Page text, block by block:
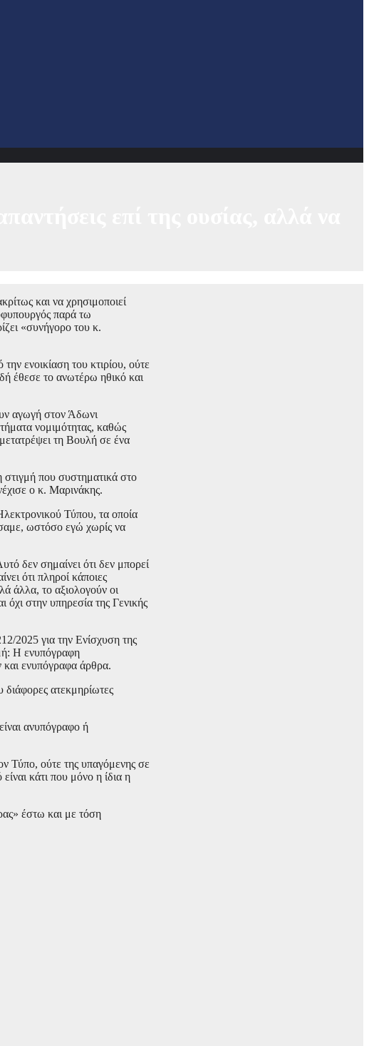
και να χρησιμοποιεί
παρά τω
«συνήγορο του κ.
ενοικίαση του κτιρίου, ούτε
έθεσε το ανωτέρω ηθικό και
αγωγή στον Άδωνι
νομιμότητας, καθώς
τη Βουλή σε ένα
που συστηματικά στο
ο κ. Μαρινάκης.
Τύπου, τα οποία
ωστόσο εγώ χωρίς να
δεν σημαίνει ότι δεν μπορεί
ότι πληροί κάποιες
άλλα, το αξιολογούν οι
στην υπηρεσία της Γενικής
2025 για την Ενίσχυση της
Η ενυπόγραφη
ενυπόγραφα άρθρα.
ατεκμηρίωτες
ανυπόγραφο ή
Τύπο, ούτε της υπαγόμενης σε
κάτι που μόνο η ίδια η
έστω και με τόση